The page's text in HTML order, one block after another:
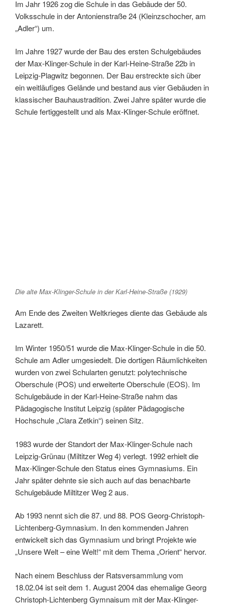
Im Jahr 1926 zog die Schule in das Gebäude der 50.
Volksschule in der Antonienstraße 24 (Kleinzschocher, am
„Adler“) um.
Im Jahre 1927 wurde der Bau des ersten Schulgebäudes
der Max-Klinger-Schule in der Karl-Heine-Straße 22b in
Leipzig-Plagwitz begonnen. Der Bau erstreckte sich über
ein weitläufiges Gelände und bestand aus vier Gebäuden in
klassischer Bauhaustradition. Zwei Jahre später wurde die
Schule fertiggestellt und als Max-Klinger-Schule eröffnet.
Die alte Max-Klinger-Schule in der Karl-Heine-Straße (1929)
Am Ende des Zweiten Weltkrieges diente das Gebäude als
Lazarett.
Im Winter 1950/51 wurde die Max-Klinger-Schule in die 50.
Schule am Adler umgesiedelt. Die dortigen Räumlichkeiten
wurden von zwei Schularten genutzt: polytechnische
Oberschule (POS) und erweiterte Oberschule (EOS). Im
Schulgebäude in der Karl-Heine-Straße nahm das
Pädagogische Institut Leipzig (später Pädagogische
Hochschule „Clara Zetkin“) seinen Sitz.
1983 wurde der Standort der Max-Klinger-Schule nach
Leipzig-Grünau (Miltitzer Weg 4) verlegt. 1992 erhielt die
Max-Klinger-Schule den Status eines Gymnasiums. Ein
Jahr später dehnte sie sich auch auf das benachbarte
Schulgebäude Miltitzer Weg 2 aus.
Ab 1993 nennt sich die 87. und 88. POS Georg-Christoph-
Lichtenberg-Gymnasium. In den kommenden Jahren
entwickelt sich das Gymnasium und bringt Projekte wie
„Unsere Welt – eine Welt!“ mit dem Thema „Orient“ hervor.
Nach einem Beschluss der Ratsversammlung vom
18.02.04 ist seit dem 1. August 2004 das ehemalige Georg
Christoph-Lichtenberg Gymnaisum mit der Max-Klinger-